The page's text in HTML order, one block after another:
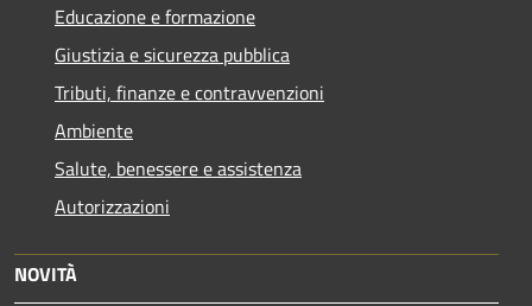
Educazione e formazione
Giustizia e sicurezza pubblica
Tributi, finanze e contravvenzioni
Ambiente
Salute, benessere e assistenza
Autorizzazioni
NOVITÀ